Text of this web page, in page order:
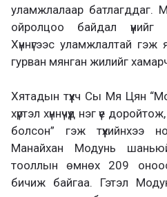
уламжлалаар батлагддаг.
ойролцоо байдал үүнийг
Хүннүгээс уламжлалтай гэж
гурван мянган жилийг
Хятадын түүхч Сы Мя Цян
хүртэл хүннүчүүд нэг үе
болсон” гэж түүхийнхээ
Манайхан Модунь
тооллын өмнөх 209 оноос
бичиж байгаа. Гэтэл